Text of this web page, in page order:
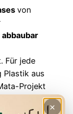
von
Für jede
Plastik aus
Projekt
×